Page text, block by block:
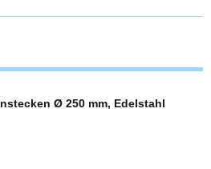
Ø 250 mm, Edelstahl